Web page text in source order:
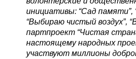
инициативы: “Сад памяти”,
“Выбираю чистый воздух”,
партпроект “Чистая
настоящему народных
участвуют миллионы